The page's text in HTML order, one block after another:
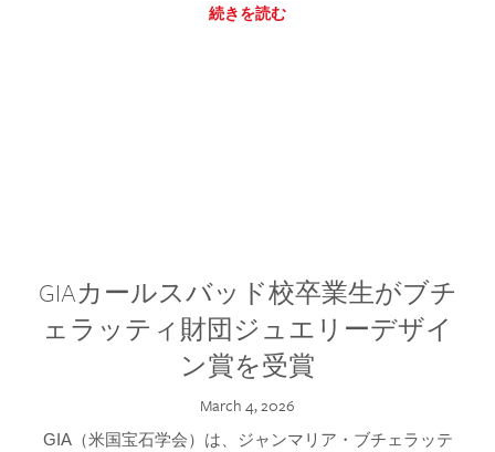
続きを読む
GIAカールスバッド校卒業生がブチ
ェラッティ財団ジュエリーデザイ
ン賞を受賞
March 4, 2026
GIA（米国宝石学会）は、ジャンマリア・ブチェラッテ